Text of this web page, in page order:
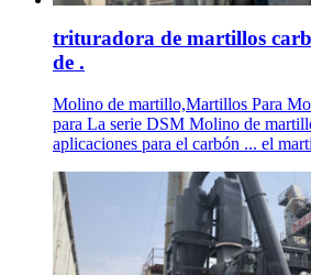
trituradora de martillos
de .
Molino de martillo,Martillos Para
para La serie DSM Molino de
aplicaciones para el carbón ... el